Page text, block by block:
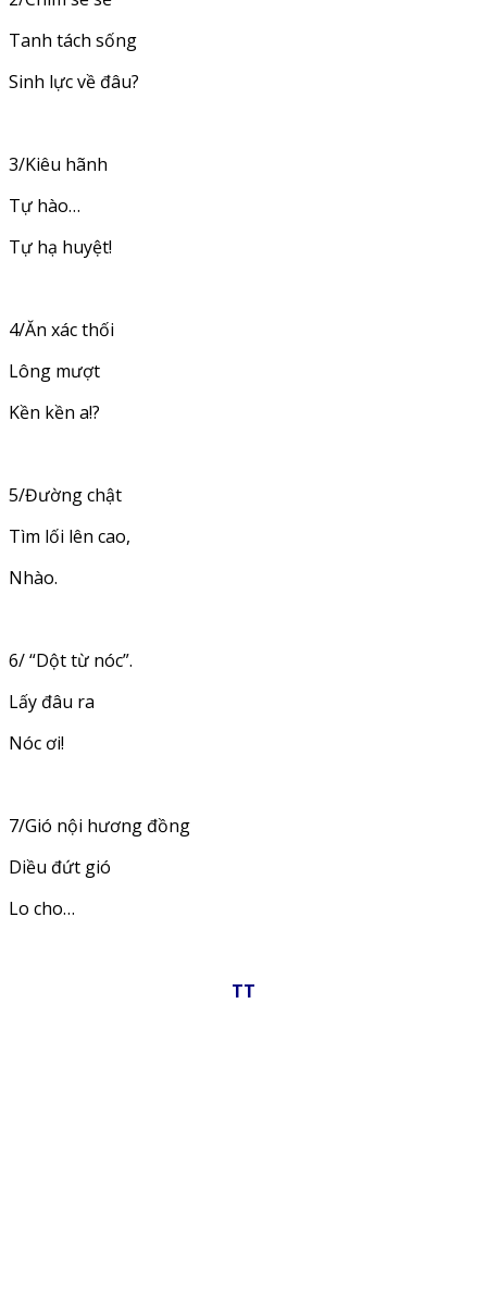
Tanh tách sống
Sinh lực về đâu?
3/Kiêu hãnh
Tự hào…
Tự hạ huyệt!
4/Ăn xác thối
Lông mượt
Kền kền a!?
5/Đường chật
Tìm lối lên cao,
Nhào.
6/ “Dột từ nóc”.
Lấy đâu ra
Nóc ơi!
7/Gió nội hương đồng
Diều đứt gió
Lo cho…
TT